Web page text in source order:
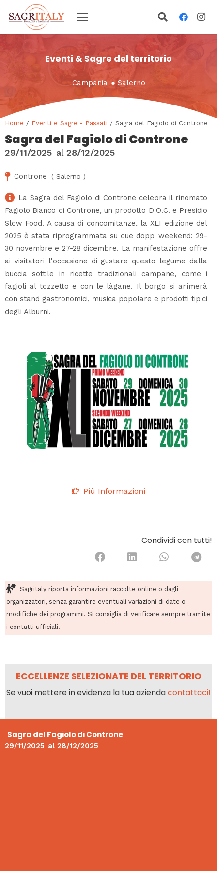
Eventi & Sagre del territorio
Campania ● Salerno
Home / Eventi e Sagre - Passati / Sagra del Fagiolo di Controne
Sagra del Fagiolo di Controne
29/11/2025 al 28/12/2025
Controne ( Salerno )
La Sagra del Fagiolo di Controne celebra il rinomato
Fagiolo Bianco di Controne, un prodotto D.O.C. e Presidio
Slow Food. A causa di concomitanze, la XLI edizione del
2025 è stata riprogrammata su due doppi weekend: 29-
30 novembre e 27-28 dicembre. La manifestazione offre
ai visitatori l'occasione di gustare questo legume dalla
buccia sottile in ricette tradizionali campane, come i
fagioli al tozzetto e con le làgane. Il borgo si animerà
con stand gastronomici, musica popolare e prodotti tipici
degli Alburni.
Più Informazioni
Condividi con tutti!
Sagritaly riporta informazioni raccolte online o dagli
organizzatori, senza garantire eventuali variazioni di date o
modifiche dei programmi. Si consiglia di verificare sempre tramite
i contatti ufficiali.
ECCELLENZE SELEZIONATE DEL TERRITORIO
Se vuoi mettere in evidenza la tua aziendacontattaci!
Sagra del Fagiolo di Controne
29/11/2025 al 28/12/2025